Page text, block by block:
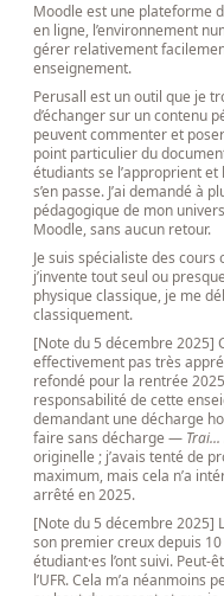
Moodle est une plateforme
en ligne, l’environnement
gérer relativement
enseignement.
Perusall est un outil que je
d’échanger sur un contenu
peuvent commenter et
point particulier du
étudiants se l’approprient
s’en passe. J’ai demandé à
pédagogique de mon
Moodle, sans aucun retour.
Je suis spécialiste des
j’invente tout seul ou
physique classique, je me
classiquement.
[Note du 5 décembre 2025]
effectivement pas très
refondé pour la rentrée
responsabilité de cette
demandant une décharge
faire sans décharge — Trai...
originelle ; j’avais tenté de
maximum, mais cela n’a
arrêté en 2025.
[Note du 5 décembre 2025]
son premier creux depuis
étudiant·es l’ont suivi. Peut-
l’UFR. Cela m’a néanmoins